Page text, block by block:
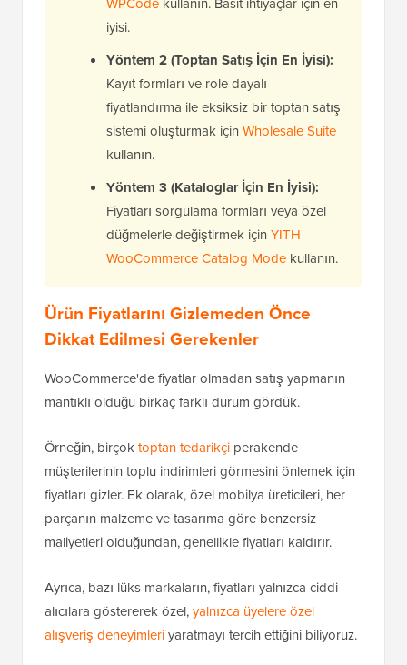
iyisi.
Yöntem 2 (Toptan Satış İçin En İyisi):
Kayıt formları ve role dayalı
fiyatlandırma ile eksiksiz bir toptan satış
sistemi oluşturmak için Wholesale Suite
kullanın.
Yöntem 3 (Kataloglar İçin En İyisi):
Fiyatları sorgulama formları veya özel
düğmelerle değiştirmek için YITH
WooCommerce Catalog Mode kullanın.
Ürün Fiyatlarını Gizlemeden Önce
Dikkat Edilmesi Gerekenler
WooCommerce'de fiyatlar olmadan satış yapmanın
mantıklı olduğu birkaç farklı durum gördük.
Örneğin, birçoktoptan tedarikçi perakende
müşterilerinin toplu indirimleri görmesini önlemek için
fiyatları gizler. Ek olarak, özel mobilya üreticileri, her
parçanın malzeme ve tasarıma göre benzersiz
maliyetleri olduğundan, genellikle fiyatları kaldırır.
Ayrıca, bazı lüks markaların, fiyatları yalnızca ciddi
alıcılara göstererek özel,yalnızca üyelere özel
alışveriş deneyimleriyaratmayı tercih ettiğini biliyoruz.